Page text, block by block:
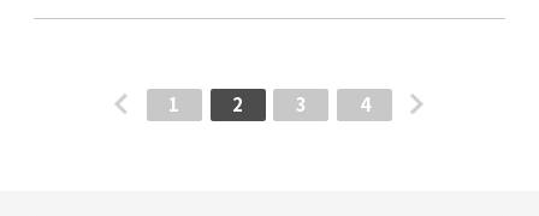
1 2 3 4